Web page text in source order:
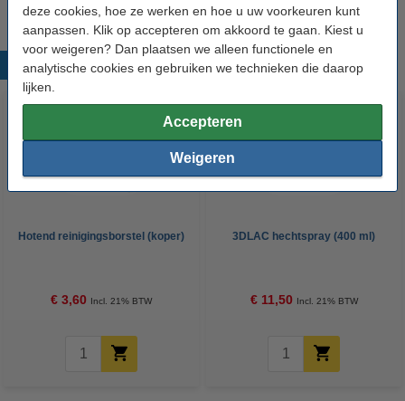
deze cookies, hoe ze werken en hoe u uw voorkeuren kunt
aanpassen. Klik op accepteren om akkoord te gaan. Kiest u
voor weigeren? Dan plaatsen we alleen functionele en
analytische cookies en gebruiken we technieken die daarop
lijken.
Accepteren
Weigeren
Populaire producten
Hotend reinigingsborstel (koper)
€ 3,60 Incl. 21% BTW
3DLAC hechtspray (400 ml)
€ 11,50 Incl. 21% BTW